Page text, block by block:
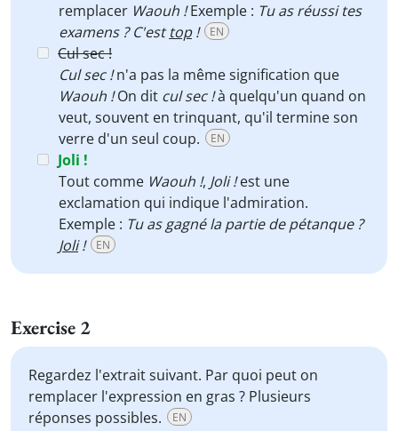
remplacer Waouh !Exemple : Tu as réussi tes
examens ? C'esttop! EN
Cul sec !
Cul sec !n'a pas la même signification que
Waouh !On dit cul sec !à quelqu'un quand on
veut, souvent en trinquant, qu'il termine son
verre d'un seul coup.
EN
Joli !
Tout comme Waouh !, Joli !est une
exclamation qui indique l'admiration.
Exemple : Tu as gagné la partie de pétanque ?
Joli! EN
Exercise 2
Regardez l'extrait suivant. Par quoi peut on
remplacer l'expression en gras ? Plusieurs
réponses possibles.
EN